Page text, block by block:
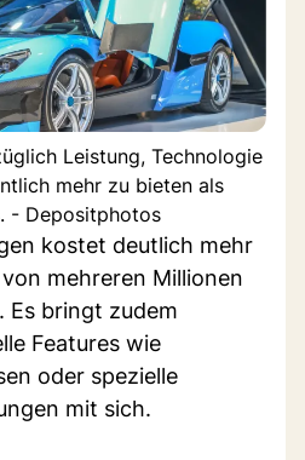
Leistung, Technologie
mehr zu bieten als
- Depositphotos
kostet deutlich mehr
mehreren Millionen
Es bringt zudem
Features wie
oder spezielle
mit sich.